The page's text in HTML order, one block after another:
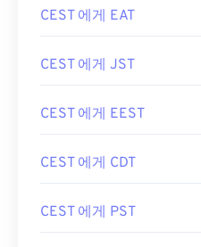
CEST 에게 EAT
CEST 에게 JST
CEST 에게 EEST
CEST 에게 CDT
CEST 에게 PST